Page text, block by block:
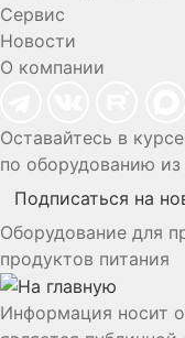
Сервис
Новости
О компании
Оставайтесь в
по оборудованию
Подписаться на
Оборудование для
продуктов питания
Информация носит